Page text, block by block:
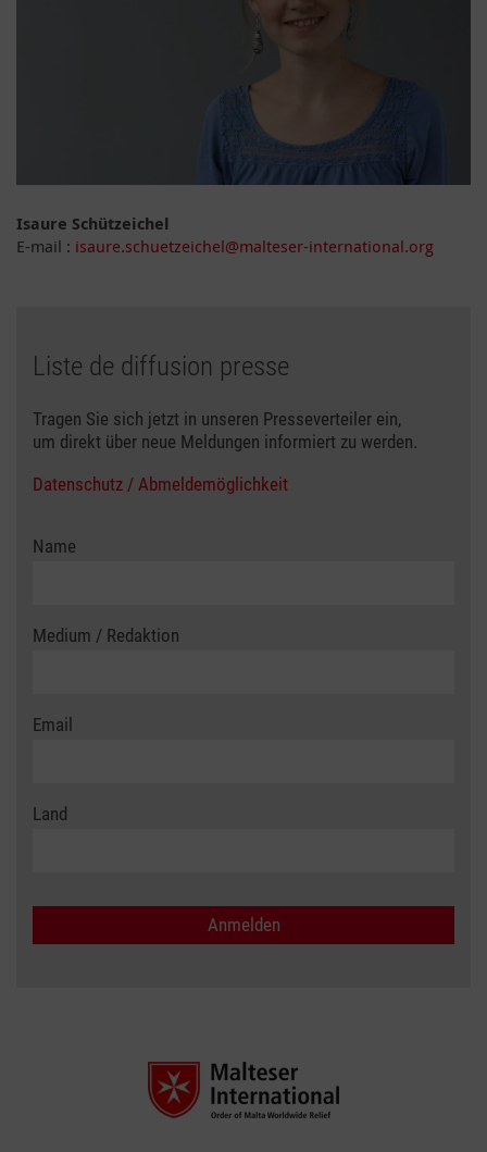
Isaure Schützeichel
E-mail : isaure.schuetzeichel@malteser-international.org
Liste de diffusion presse
Tragen Sie sich jetzt in unseren Presseverteiler ein,
um direkt über neue Meldungen informiert zu werden.
Datenschutz / Abmeldemöglichkeit
Name
Medium / Redaktion
Email
Land